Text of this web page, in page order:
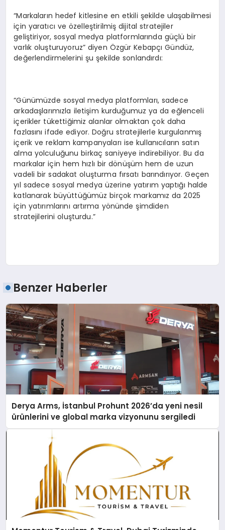
“Markaların hedef kitlesine en etkili şekilde ulaşabilmesi
için yaratıcı ve özelleştirilmiş dijital stratejiler
geliştiriyor, sosyal medya platformlarında güçlü bir
varlık oluşturuyoruz” diyen Özgür Kebapçı Gündüz,
değerlendirmelerini şu şekilde sonlandırdı:
“Günümüzde sosyal medya platformları, sadece
arkadaşlarımızla iletişim kurduğumuz ya da eğlenceli
içerikler tükettiğimiz alanlar olmaktan çok daha
fazlasını ifade ediyor. Doğru stratejilerle kurgulanmış
içerik ve reklam kampanyaları ise kullanıcıların satın
alma yolculuğunu birkaç saniyeye indirebiliyor. Bu da
markalar için hem hızlı bir dönüşüm hem de uzun
vadeli bir sadakat oluşturma fırsatı barındırıyor. Geçen
yıl sadece sosyal medya üzerine yatırım yaptığı halde
katlanarak büyüttüğümüz birçok markamız da 2025
için yatırımlarını artırma yönünde şimdiden
stratejilerini oluşturdu.”
Benzer Haberler
Derya Arms, İstanbul Prohunt 2026’da yeni nesil
ürünlerini ve global marka vizyonunu sergiledi